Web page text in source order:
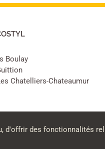
Boulay
Chatelliers-Chateaumur
d'offrir des fonctionnalités